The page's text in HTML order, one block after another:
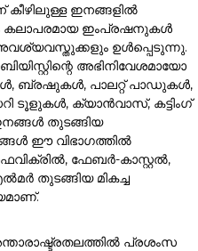
കീഴിലുള്ള ഇനങ്ങളിൽ
കലാപരമായ ഇംപ്രഷനുകൾ
ഉൾപ്പെടുന്നു.
അഭിനിവേശമായോ
ബ്രഷുകൾ, പാലറ്റ് പാഡുകൾ,
ടൂളുകൾ, ക്യാൻവാസ്, കട്ടിംഗ്
തുടങ്ങിയ
ഈ വിഭാഗത്തിൽ
ഫേബർ-കാസ്റ്റൽ,
തുടങ്ങിയ മികച്ച
പ്രശംസ